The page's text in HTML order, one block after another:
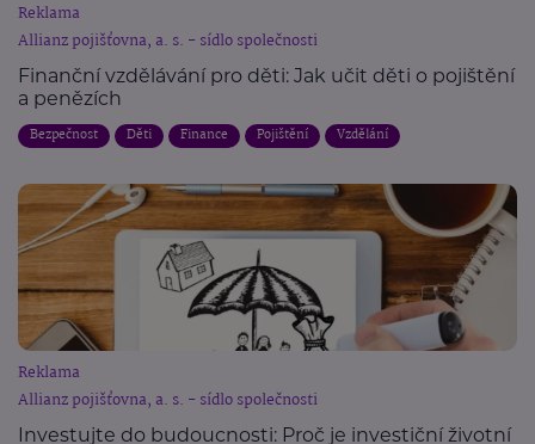
Reklama
Allianz pojišťovna, a. s. - sídlo společnosti
Finanční vzdělávání pro děti: Jak učit děti o pojištění
a penězích
Bezpečnost Děti Finance Pojištění Vzdělání
Reklama
Allianz pojišťovna, a. s. - sídlo společnosti
Investujte do budoucnosti: Proč je investiční životní